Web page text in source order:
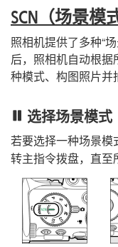
h （场景模
照相机提供了多种“
后，照相机自动根
种模式、构图照片并
选择场景模式
若要选择一种场景模
转主指令拨盘，直至